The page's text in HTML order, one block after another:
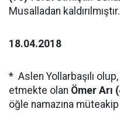
Musalladan kaldırılmıştır.
18.04.2018
* Aslen Yollarbaşılı
etmekte olan Ömer Arı
öğle namazına müteakip